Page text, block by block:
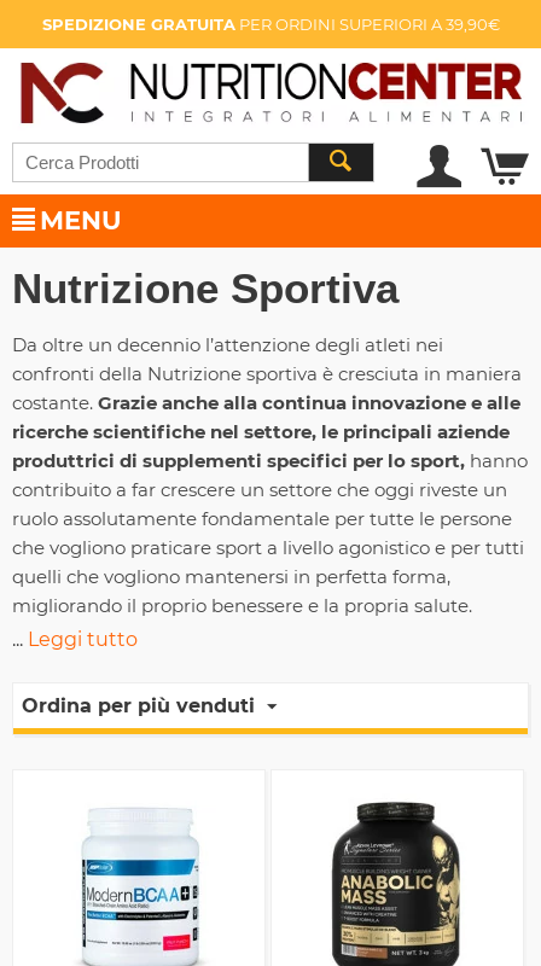
SPEDIZIONE GRATUITAPER ORDINI SUPERIORI A 39,90€
MENU
Nutrizione Sportiva
Da oltre un decennio l’attenzione degli atleti nei
confronti della Nutrizione sportiva è cresciuta in maniera
costante. Grazie anche alla continua innovazione e alle
ricerche scientifiche nel settore, le principali aziende
produttrici di supplementi specifici per lo sport, hanno
contribuito a far crescere un settore che oggi riveste un
ruolo assolutamente fondamentale per tutte le persone
che vogliono praticare sport a livello agonistico e per tutti
quelli che vogliono mantenersi in perfetta forma,
migliorando il proprio benessere e la propria salute.
... Leggi tutto
Ordina per più venduti